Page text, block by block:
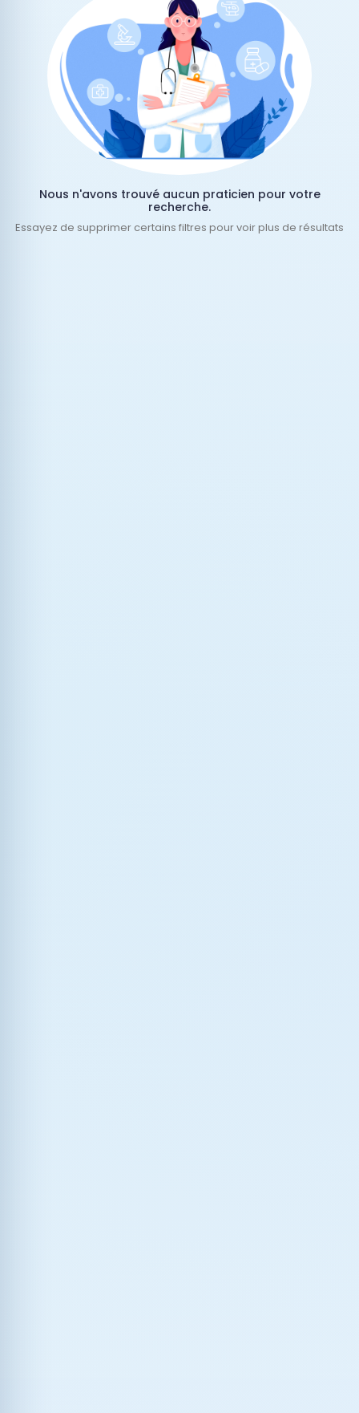
Nous n'avons trouvé aucun praticien pour votre
recherche.
Essayez de supprimer certains filtres pour voir plus de résultats